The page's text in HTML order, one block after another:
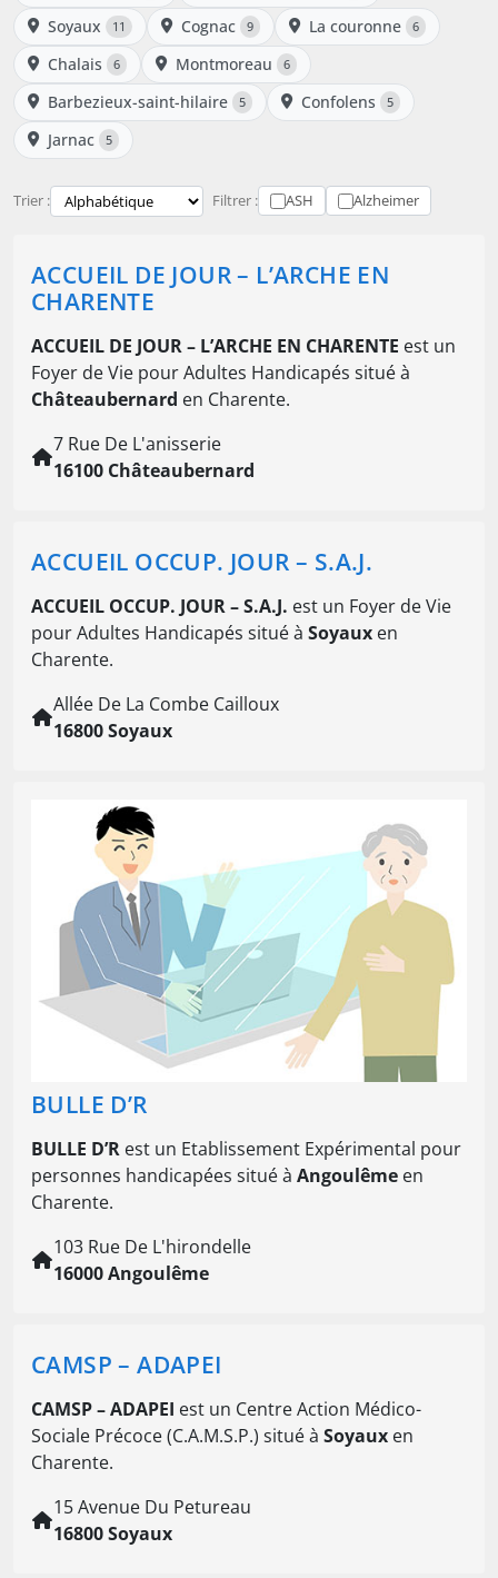
Soyaux 11 Cognac 9 La couronne 6
Chalais 6 Montmoreau 6
Barbezieux-saint-hilaire 5 Confolens 5
Jarnac 5
Trier : Filtrer : ASH Alzheimer
ACCUEIL DE JOUR – L’ARCHE EN
CHARENTE
ACCUEIL DE JOUR – L’ARCHE EN CHARENTE est un
Foyer de Vie pour Adultes Handicapés situé à
Châteaubernard en Charente.
7 Rue De L'anisserie
16100 Châteaubernard
ACCUEIL OCCUP. JOUR – S.A.J.
ACCUEIL OCCUP. JOUR – S.A.J. est un Foyer de Vie
pour Adultes Handicapés situé à Soyaux en
Charente.
Allée De La Combe Cailloux
16800 Soyaux
BULLE D’R
BULLE D’R est un Etablissement Expérimental pour
personnes handicapées situé à Angoulême en
Charente.
103 Rue De L'hirondelle
16000 Angoulême
CAMSP – ADAPEI
CAMSP – ADAPEI est un Centre Action Médico-
Sociale Précoce (C.A.M.S.P.) situé à Soyaux en
Charente.
15 Avenue Du Petureau
16800 Soyaux